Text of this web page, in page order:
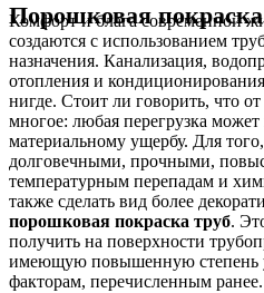
Порошковая
Комфорт и блага современной
создаются с использованием
назначения. Канализация,
отопления и
нигде. Стоит ли говорить, что
многое: любая перегрузка
материальному ущербу. Для
долговечными, прочными,
температурным перепадам и
также сделать вид более
порошковая покраска труб.
получить на поверхности
имеющую повышенную степень
факторам, перечисленным ранее.